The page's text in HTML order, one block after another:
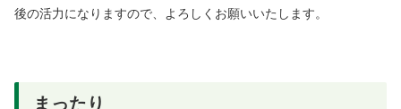
後の活力になりますので、よろしくお願いいたします。
まったり